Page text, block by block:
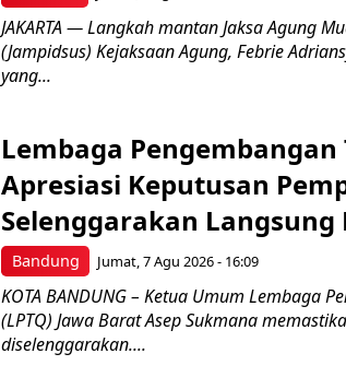
JAKARTA — Langkah mantan Jaksa Agung
(Jampidsus) Kejaksaan Agung, Febrie
yang...
Bandung
Lembaga
Apresiasi Keputusan
Selenggarakan Langsung
Jumat, 7 Agu 2026 - 16:09
KOTA BANDUNG – Ketua Umum Lembaga
(LPTQ) Jawa Barat Asep Sukmana
diselenggarakan....